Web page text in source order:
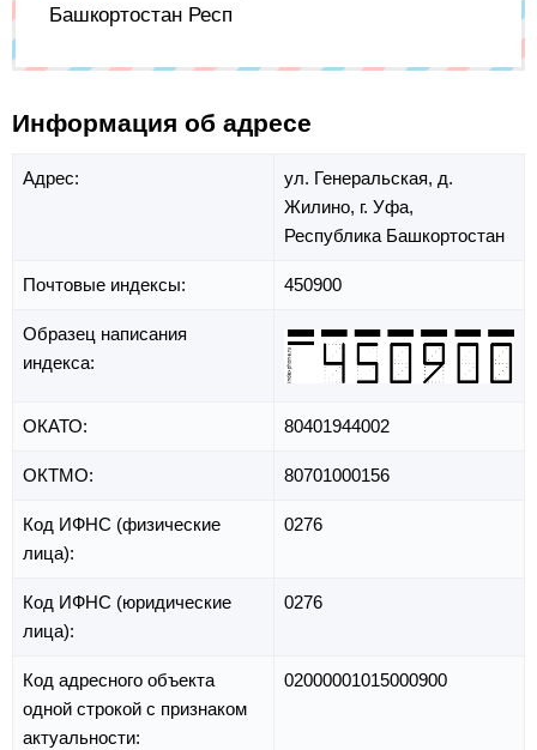
Башкортостан Респ
Информация об адресе
Адрес: ул. Генеральская, д.
Жилино, г. Уфа,
Республика Башкортостан
Почтовые индексы: 450900
Образец написания
индекса:
ОКАТО: 80401944002
ОКТМО: 80701000156
Код ИФНС (физические
лица):
0276
Код ИФНС (юридические
лица):
0276
Код адресного объекта
одной строкой с признаком
актуальности:
02000001015000900